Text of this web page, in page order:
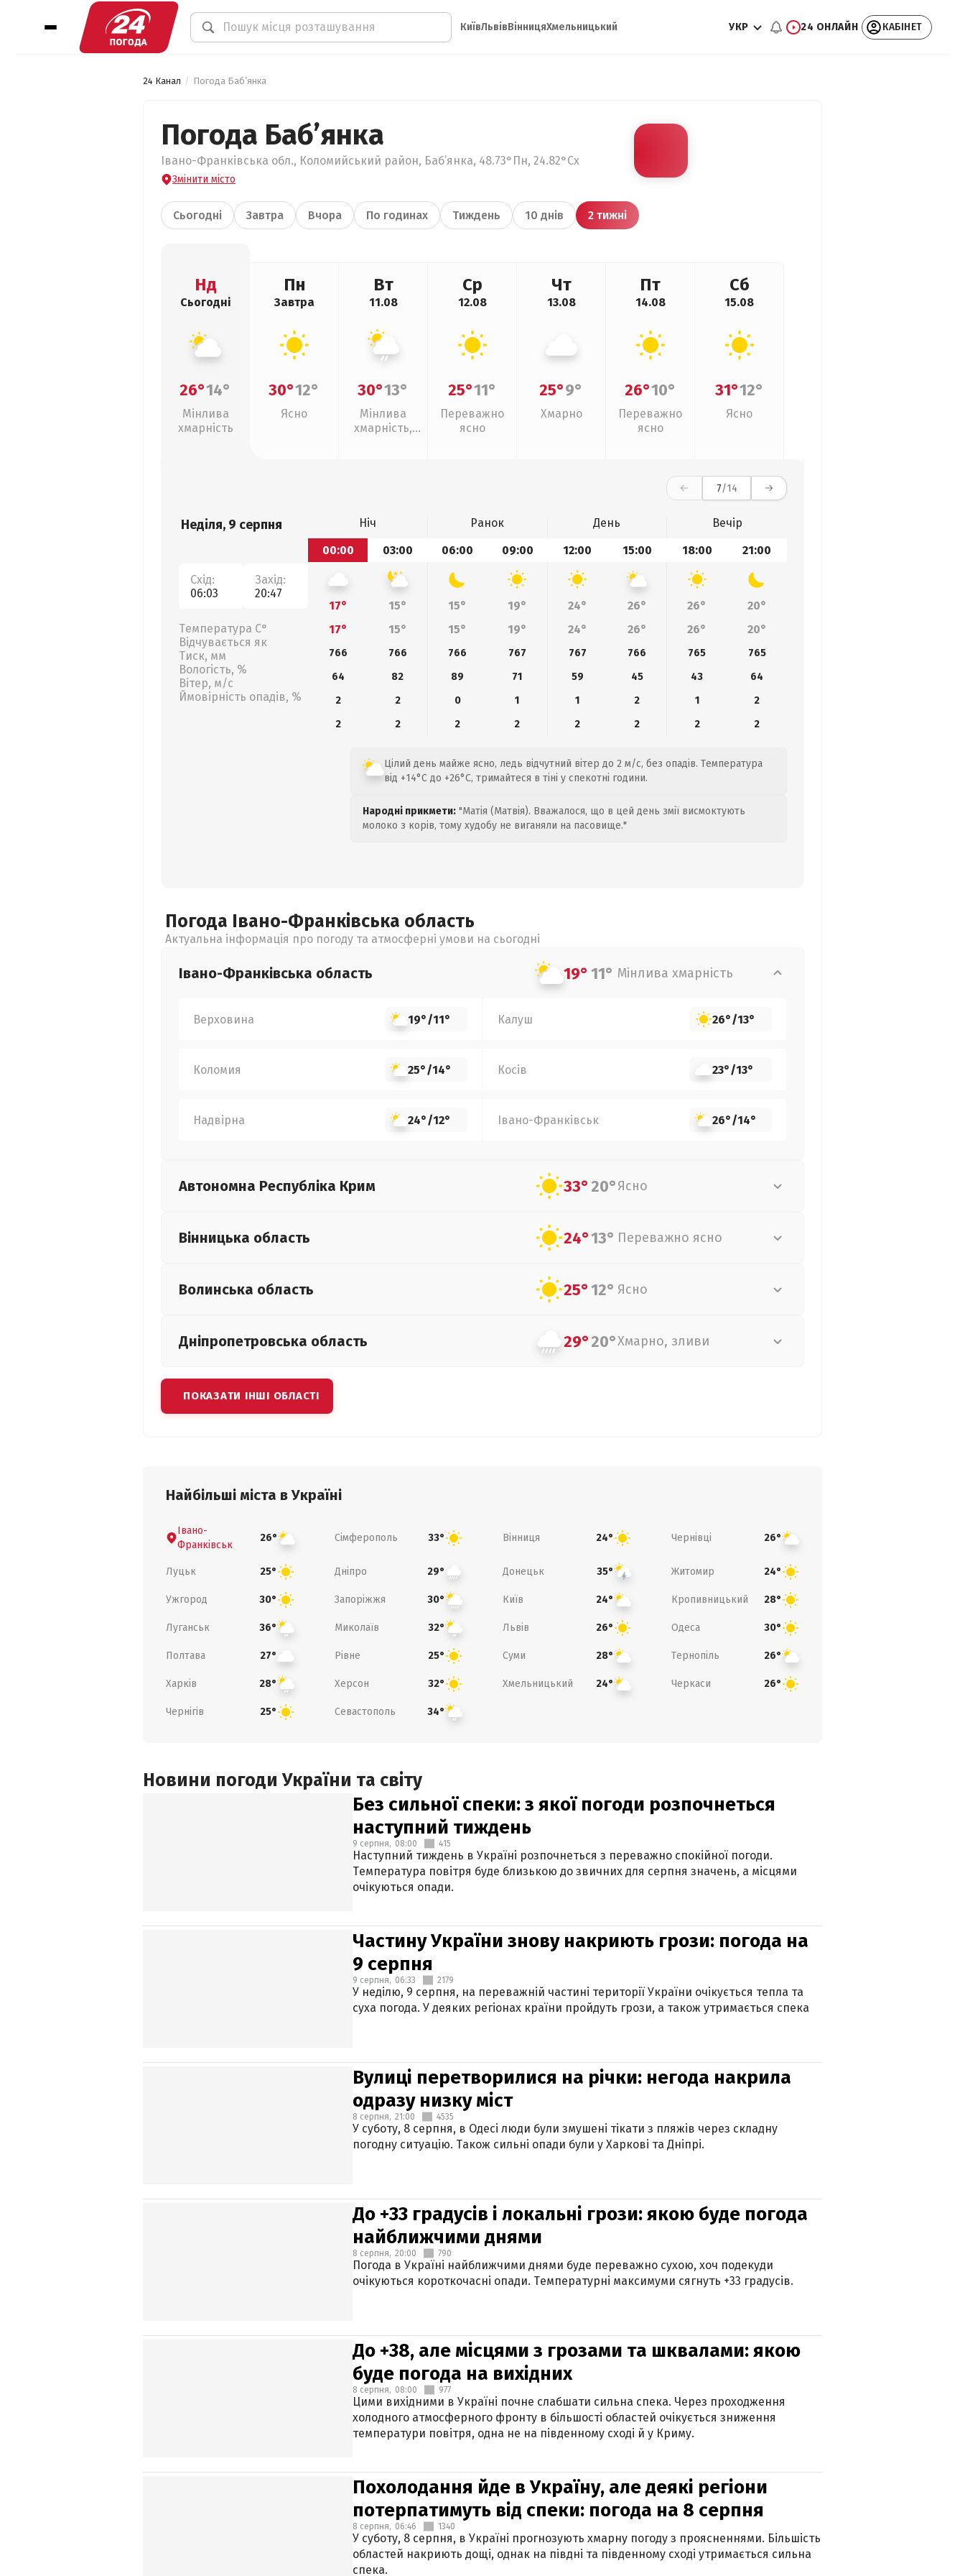
КиївЛьвівВінницяХмельницький УКР 24 ОНЛАЙН КАБІНЕТ
24 Канал Погода Баб’янка
Погода Баб’янка
Івано-Франківська обл., Коломийський район, Баб’янка, 48.73°Пн, 24.82°Сх
Змінити місто
Сьогодні Завтра Вчора По годинах Тиждень 10 днів 2 тижні
Нд
Сьогодні
26°14°
Мінлива
хмарність
Пн
Завтра
30°12°
Ясно
Вт
11.08
30°13°
Мінлива
хмарність,
Ср
12.08
25°11°
Переважно
ясно
Чт
13.08
25°9°
Хмарно
Пт
14.08
26°10°
Переважно
ясно
Сб
15.08
31°12°
Ясно
7/14
Неділя, 9 серпня
Схід:
06:03
Захід:
20:47
Температура С°
Відчувається як
Тиск, мм
Вологість, %
Вітер, м/с
Ймовірність опадів, %
Ніч Ранок День
Вечір
00:00
03:00 06:00 09:00 12:00 15:00 18:00 21:00
17° 15° 15° 19° 24° 26° 26°
20°
17°
15° 15° 19° 24° 26° 26° 20°
766 766 766 767 767 766 765
765
64
82 89 71 59 45 43
64
2
2 0 1 1 2 1
2
2
2 2 2 2 2 2 2
Цілий день майже ясно, ледь відчутний вітер до 2 м/с, без опадів. Температура
від +14°C до +26°C, тримайтеся в тіні у спекотні години.
Народні прикмети: "Матія (Матвія). Вважалося, що в цей день змії висмоктують
молоко з корів, тому худобу не виганяли на пасовище."
Погода Івано-Франківська область
Актуальна інформація про погоду та атмосферні умови на сьогодні
Івано-Франківська область 19° 11° Мінлива хмарність
Верховина 19°/11° Калуш 26°/13°
Коломия 25°/14° Косів 23°/13°
Надвірна 24°/12° Івано-Франківськ 26°/14°
Автономна Республіка Крим 33°20°Ясно
Вінницька область 24°13° Переважно ясно
Волинська область 25°12° Ясно
Дніпропетровська область 29°20°Хмарно, зливи
ПОКАЗАТИ ІНШІ ОБЛАСТІ
Найбільші міста в Україні
Івано-
Франківськ
26° Сімферополь 33° Вінниця 24° Чернівці 26°
Луцьк 25° Дніпро 29° Донецьк 35° Житомир 24°
Ужгород 30° Запоріжжя 30° Київ 24° Кропивницький 28°
Луганськ 36° Миколаїв 32° Львів 26° Одеса 30°
Полтава 27° Рівне 25° Суми 28° Тернопіль 26°
Харків 28° Херсон 32° Хмельницький 24° Черкаси 26°
Чернігів 25° Севастополь 34°
Новини погоди України та світу
Без сильної спеки: з якої погоди розпочнеться
наступний тиждень
9 серпня, 08:00 415
Наступний тиждень в Україні розпочнеться з переважно спокійної погоди.
Температура повітря буде близькою до звичних для серпня значень, а місцями
очікуються опади.
Частину України знову накриють грози: погода на
9 серпня
9 серпня, 06:33 2179
У неділю, 9 серпня, на переважній частині території України очікується тепла та
суха погода. У деяких регіонах країни пройдуть грози, а також утримається спека
Вулиці перетворилися на річки: негода накрила
одразу низку міст
8 серпня, 21:00 4535
У суботу, 8 серпня, в Одесі люди були змушені тікати з пляжів через складну
погодну ситуацію. Також сильні опади були у Харкові та Дніпрі.
До +33 градусів і локальні грози: якою буде погода
найближчими днями
8 серпня, 20:00 790
Погода в Україні найближчими днями буде переважно сухою, хоч подекуди
очікуються короткочасні опади. Температурні максимуми сягнуть +33 градусів.
До +38, але місцями з грозами та шквалами: якою
буде погода на вихідних
8 серпня, 08:00 977
Цими вихідними в Україні почне слабшати сильна спека. Через проходження
холодного атмосферного фронту в більшості областей очікується зниження
температури повітря, одна не на південному сході й у Криму.
Похолодання йде в Україну, але деякі регіони
потерпатимуть від спеки: погода на 8 серпня
8 серпня, 06:46 1340
У суботу, 8 серпня, в Україні прогнозують хмарну погоду з проясненнями. Більшість
областей накриють дощі, однак на півдні та південному сході утримається сильна
спека.